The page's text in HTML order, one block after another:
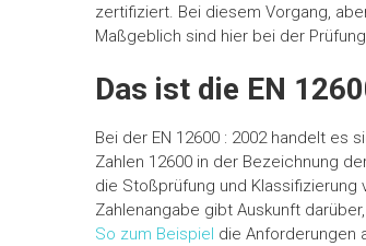
zertifiziert. Bei diesem Vorgang,
Maßgeblich sind hier bei der
Das ist die EN
Bei der EN 12600 : 2002 handelt es
Zahlen 12600 in der Bezeichnung
die Stoßprüfung und
Zahlenangabe gibt Auskunft
So zum Beispiel die Anforderungen